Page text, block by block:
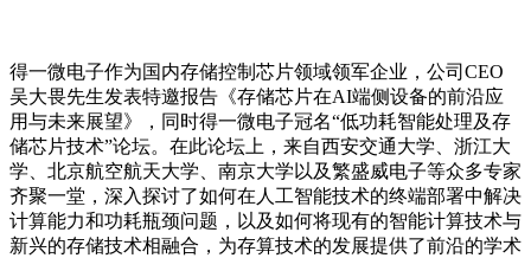
得一微电子作为国内存储控制芯片领域领军企业，公司CEO
吴大畏先生发表特邀报告《存储芯片在AI端侧设备的前沿应
用与未来展望》，同时得一微电子冠名“低功耗智能处理及存
储芯片技术”论坛。在此论坛上，来自西安交通大学、浙江大
学、北京航空航天大学、南京大学以及繁盛威电子等众多专家
齐聚一堂，深入探讨了如何在人工智能技术的终端部署中解决
计算能力和功耗瓶颈问题，以及如何将现有的智能计算技术与
新兴的存储技术相融合，为存算技术的发展提供了前沿的学术